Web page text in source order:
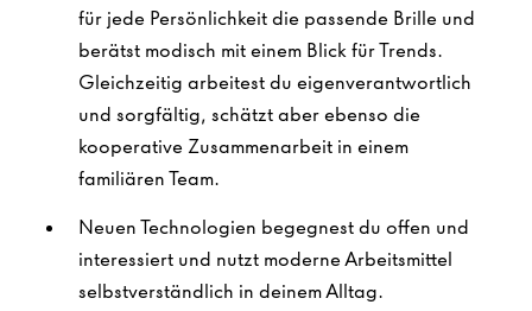
für jede Persönlichkeit die passende Brille und
berätst modisch mit einem Blick für Trends.
Gleichzeitig arbeitest du eigenverantwortlich
und sorgfältig, schätzt aber ebenso die
kooperative Zusammenarbeit in einem
familiären Team.
Neuen Technologien begegnest du offen und
interessiert und nutzt moderne Arbeitsmittel
selbstverständlich in deinem Alltag.